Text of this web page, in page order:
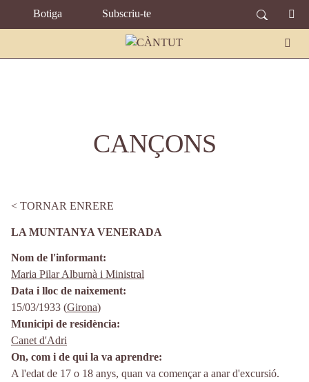
Vés al contingutTOPBAR MENU
Botiga Subscriu-te
CANÇONS
TORNAR ENRERE
LA MUNTANYA VENERADA
Nom de l'informant
Maria Pilar Alburnà i Ministral
Data i lloc de naixement
15/03/1933 (Girona)
Municipi de residència
Canet d'Adri
On, com i de qui la va aprendre
A l'edat de 17 o 18 anys, quan va començar a anar d'excursió.